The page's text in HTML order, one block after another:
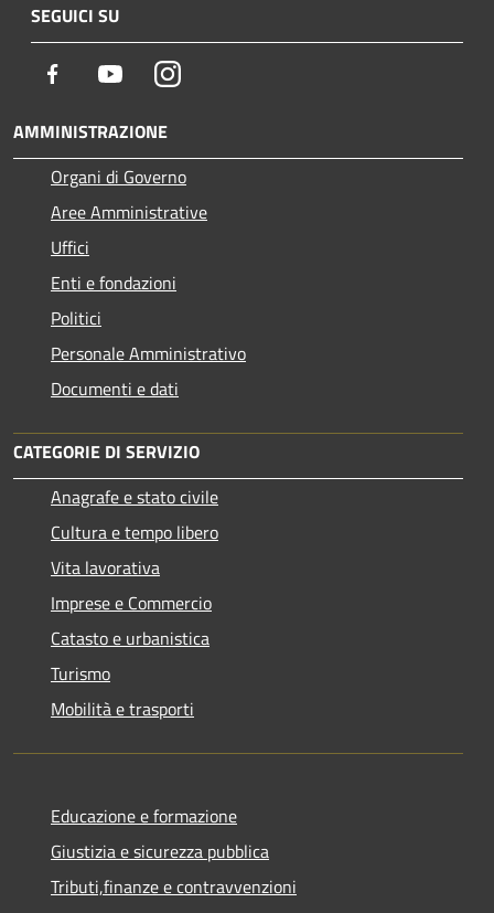
SEGUICI SU
Facebook YoutubeInstagram
AMMINISTRAZIONE
Organi di Governo
Aree Amministrative
Uffici
Enti e fondazioni
Politici
Personale Amministrativo
Documenti e dati
CATEGORIE DI SERVIZIO
Anagrafe e stato civile
Cultura e tempo libero
Vita lavorativa
Imprese e Commercio
Catasto e urbanistica
Turismo
Mobilità e trasporti
Educazione e formazione
Giustizia e sicurezza pubblica
Tributi,finanze e contravvenzioni